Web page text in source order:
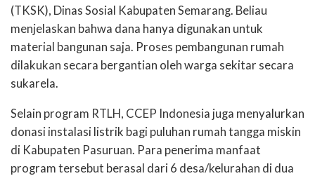
(TKSK), Dinas Sosial Kabupaten Semarang. Beliau
menjelaskan bahwa dana hanya digunakan untuk
material bangunan saja. Proses pembangunan rumah
dilakukan secara bergantian oleh warga sekitar secara
sukarela.
Selain program RTLH, CCEP Indonesia juga menyalurkan
donasi instalasi listrik bagi puluhan rumah tangga miskin
di Kabupaten Pasuruan. Para penerima manfaat
program tersebut berasal dari 6 desa/kelurahan di dua